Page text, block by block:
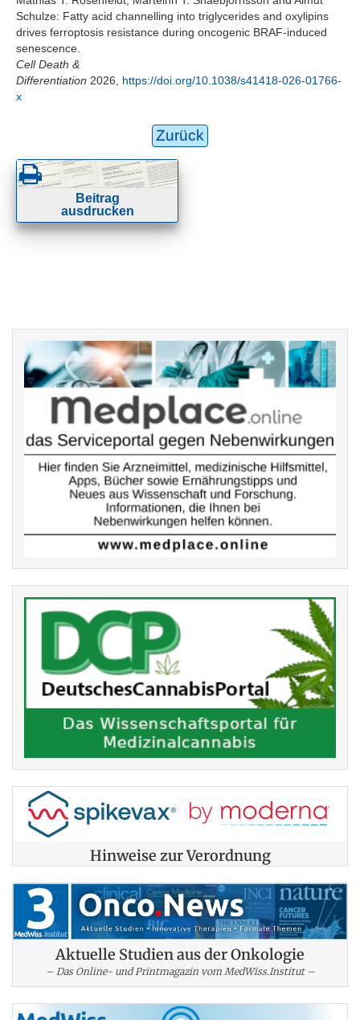
Schulze: Fatty acid channelling into triglycerides and oxylipins
drives ferroptosis resistance during oncogenic BRAF-induced
senescence.
Cell Death &
Differentiation 2026, https://doi.org/10.1038/s41418-026-01766-
x
Zurück
Beitrag
ausdrucken
Hinweise zur Verordnung
Aktuelle Studien aus der Onkologie
– Das Online- und Printmagazin vom MedWiss.Institut –